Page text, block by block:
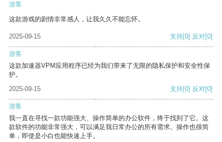
游客
这款游戏的剧情非常感人，让我久久不能忘怀。
2025-09-15 支持[0] 反对[0]
游客
这款加速器VPM应用程序已经为我们带来了无限的隐私保护和安全性保
护。
2025-09-15
支持[0] 反对[0]
游客
我一直在寻找一款功能强大、操作简单的办公软件，终于找到了它。这
款软件的功能非常强大，可以满足我日常办公的所有需求。操作也很简
单，即使是小白也能快速上手。